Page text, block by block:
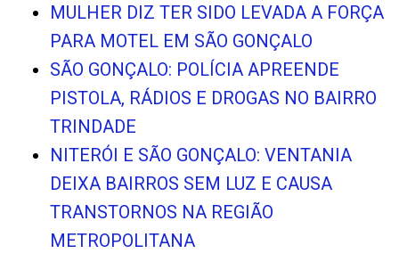
MULHER DIZ TER SIDO LEVADA A FORÇA
PARA MOTEL EM SÃO GONÇALO
SÃO GONÇALO: POLÍCIA APREENDE
PISTOLA, RÁDIOS E DROGAS NO BAIRRO
TRINDADE
NITERÓI E SÃO GONÇALO: VENTANIA
DEIXA BAIRROS SEM LUZ E CAUSA
TRANSTORNOS NA REGIÃO
METROPOLITANA